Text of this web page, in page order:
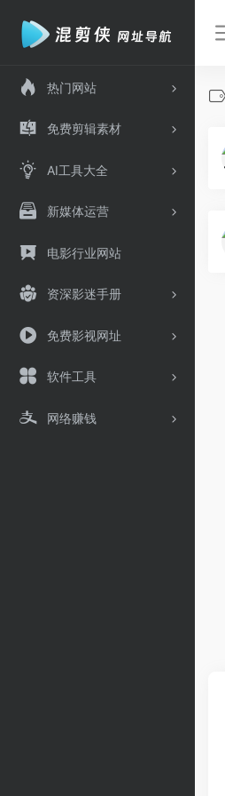
热门网站
免费剪辑素材
AI工具大全
新媒体运营
电影行业网站
资深影迷手册
免费影视网址
软件工具
网络赚钱